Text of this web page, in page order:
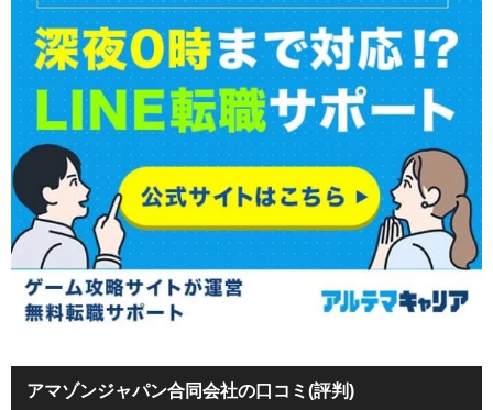
アマゾンジャパン合同会社の口コミ(評判)